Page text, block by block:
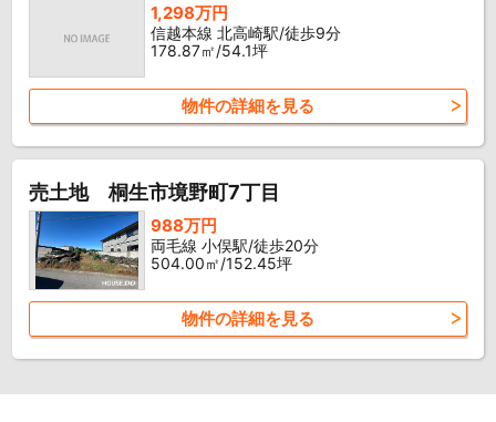
1,298万円
信越本線 北高崎駅/徒歩9分
178.87㎡/54.1坪
物件の詳細を見る
売土地 桐生市境野町7丁目
988万円
両毛線 小俣駅/徒歩20分
504.00㎡/152.45坪
物件の詳細を見る